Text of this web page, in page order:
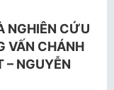
NGHIÊN CỨU
VẤN CHÁNH
– NGUYỄN